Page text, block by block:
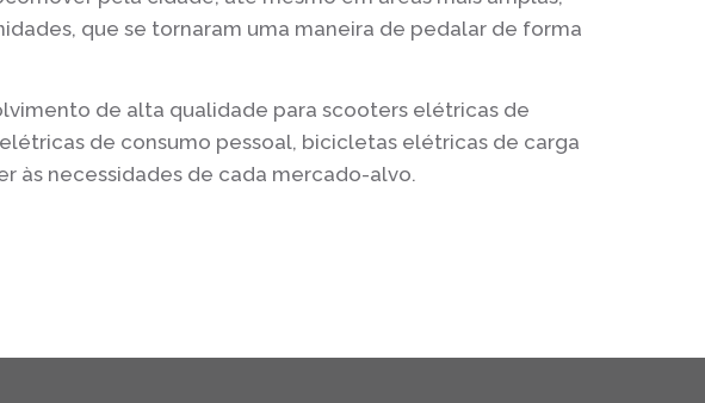
que se tornaram uma maneira de pedalar de forma
de alta qualidade para scooters elétricas de
de consumo pessoal, bicicletas elétricas de carga
às necessidades de cada mercado-alvo.